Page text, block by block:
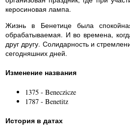
керосиновая лампа.
Жизнь в Бенетице была
обрабатываемая. И во времена,
друг другу. Солидарность и
сегодняшних дней.
Изменение названия
1375 - Beneczicze
1787 - Benetitz
История в датах